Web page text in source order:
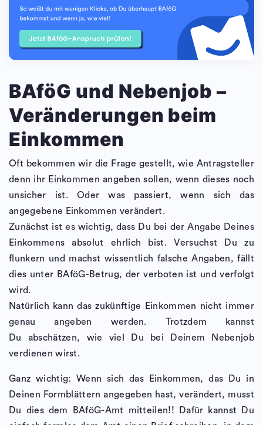
BAföG und Nebenjob –
Veränderungen beim
Einkommen
Oft bekommen wir die Frage gestellt, wie Antragsteller
denn ihr Einkommen angeben sollen, wenn dieses noch
unsicher ist. Oder was passiert, wenn sich das
angegebene Einkommen verändert.
Zunächst ist es wichtig, dass Du bei der Angabe Deines
Einkommens absolut ehrlich bist. Versuchst Du zu
flunkern und machst wissentlich falsche Angaben, fällt
dies unter BAföG-Betrug, der verboten ist und verfolgt
wird.
Natürlich kann das zukünftige Einkommen nicht immer
genau angeben werden. Trotzdem kannst
Du abschätzen, wie viel Du bei Deinem Nebenjob
verdienen wirst.
Ganz wichtig: Wenn sich das Einkommen, das Du in
Deinen Formblättern angegeben hast, verändert, musst
Du dies dem BAföG-Amt mitteilen!! Dafür kannst Du